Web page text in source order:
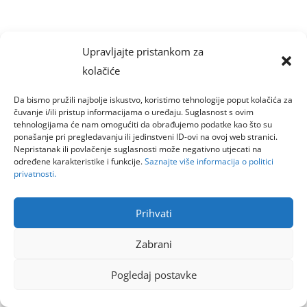
Upravljajte pristankom za
kolačiće
Da bismo pružili najbolje iskustvo, koristimo tehnologije poput kolačića za
čuvanje i/ili pristup informacijama o uređaju. Suglasnost s ovim
tehnologijama će nam omogućiti da obrađujemo podatke kao što su
ponašanje pri pregledavanju ili jedinstveni ID-ovi na ovoj web stranici.
Nepristanak ili povlačenje suglasnosti može negativno utjecati na
određene karakteristike i funkcije.Saznajte više informacija o politici
privatnosti.
Prihvati
Zabrani
Pogledaj postavke